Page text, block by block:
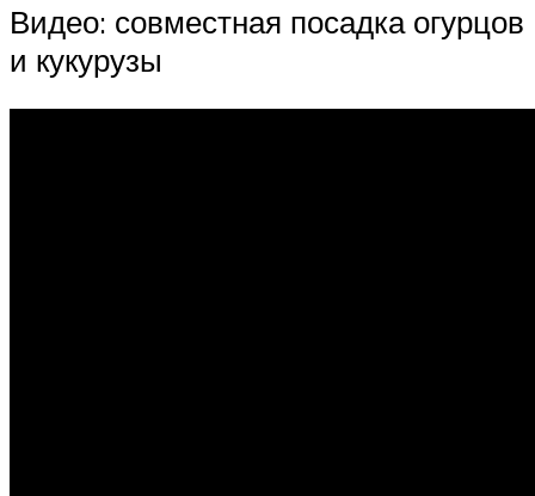
Видео: совместная посадка огурцов
и кукурузы